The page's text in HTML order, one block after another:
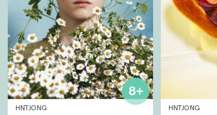
8+
HNTJONG HNTJONG